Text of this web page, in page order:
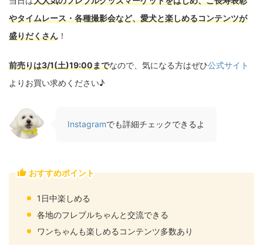
やタイムレース・各種撮影会など、愛犬と楽しめるコンテンツが
盛りだくさん ！
前売りは3/1(土)19:00までなので、気になる方はぜひ公式サイト
よりお買い求めください♪
Instagramでも詳細チェックできるよ
おすすめポイント
1日中楽しめる
各地のフレブルちゃんと交流できる
ワンちゃんも楽しめるコンテンツ多数あり